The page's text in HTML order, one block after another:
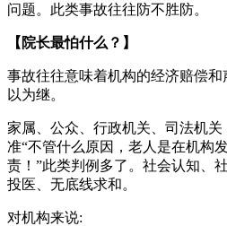
问题。此类事故往往防不胜防。
【院长最怕什么？】
事故往往意味着机构的经济赔偿
以为继。
家属、公众、行政机关、司法机
准“不管什么原因，老人是在机构
责！”此类判例多了。社会认知、
投医、无底线求和。
对机构来说: